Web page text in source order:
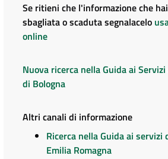
Se ritieni che l'informazione che
sbagliata o scaduta segnalacelo
online
Nuova ricerca nella Guida ai
di Bologna
Altri canali di informazione
Ricerca nella Guida ai servizi
Emilia Romagna